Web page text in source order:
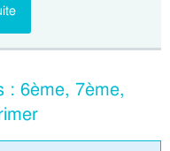
: 6ème, 7ème,